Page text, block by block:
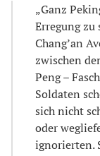
„Ganz
Erregung
Chang’an
zwischen
Peng –
Soldaten
sich nicht
oder
ignorierten.